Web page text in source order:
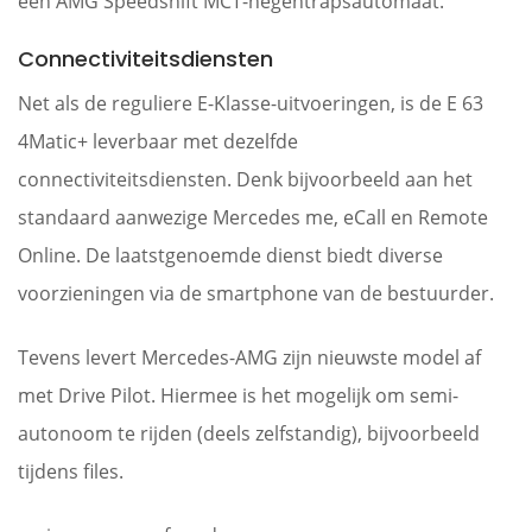
Connectiviteitsdiensten
Net als de reguliere E-Klasse-uitvoeringen, is de E 63
4Matic+ leverbaar met dezelfde
connectiviteitsdiensten. Denk bijvoorbeeld aan het
standaard aanwezige Mercedes me, eCall en Remote
Online. De laatstgenoemde dienst biedt diverse
voorzieningen via de smartphone van de bestuurder.
Tevens levert Mercedes-AMG zijn nieuwste model af
met Drive Pilot. Hiermee is het mogelijk om semi-
autonoom te rijden (deels zelfstandig), bijvoorbeeld
tijdens files.